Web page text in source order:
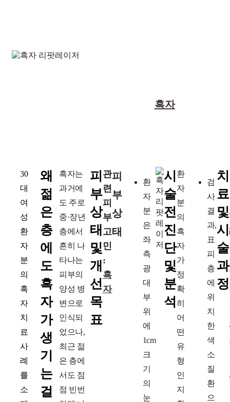
흑자
30
대
여
성
환
자
분
의
흑
자
치
료
사
례
를
소
왜
젊
은
층
에
도
흑
자
가
생
기
는
걸
흑자는
과거에
도 주로
중·장년
층에서
흔히 나
타나는
피부의
양성 병
변으로
인식되
었으나,
최근 젊
은 층에
서도 점
점 빈번
피
부
상
태
및
개
선
목
표
관
련
피
부
고
민
:
흑
자
피
부
상
태
환
자
분
은
좌
측
광
대
부
위
에
1cm
크
기
의
눈
시
술
전
진
단
및
분
석
환
자
분
의
흑
자
가
정
확
히
어
떤
유
형
인
지
검
사
결
과,
표
피
층
에
위
치
한
색
소
질
환
으
치
료
및
시
술
과
정